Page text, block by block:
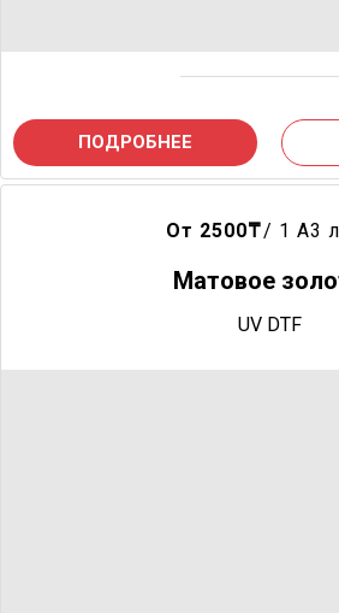
ПОДРОБНЕЕ
От 2500₸/ 1 A3
Матовое
UV DTF